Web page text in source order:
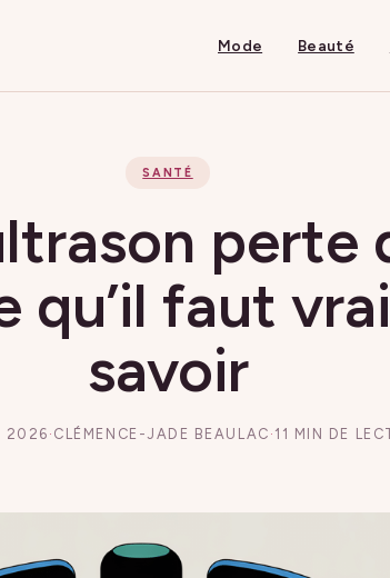
Mode Beauté
SANTÉ
perte
qu’il faut
savoir
2026· CLÉMENCE-JADE BEAULAC · 11 MIN DE